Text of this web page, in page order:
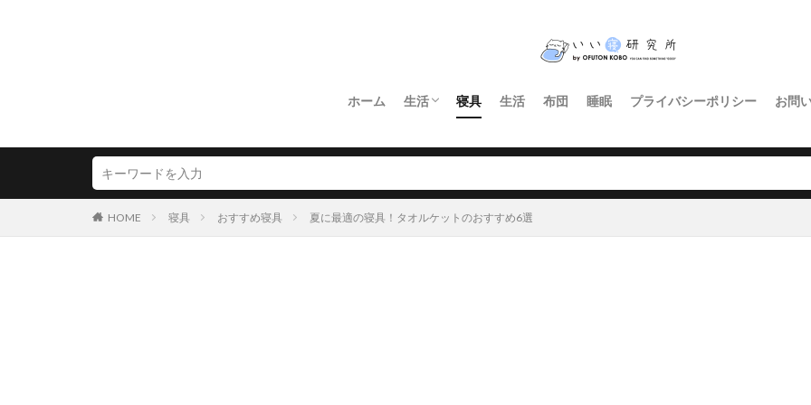
ホーム 生活 寝具 生活 布団 睡眠 プライバシーポリシー お問
HOME 寝具 おすすめ寝具 夏に最適の寝具！タオルケットのおすすめ6選